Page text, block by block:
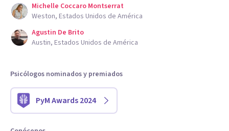
Michelle Coccaro Montserrat
Weston, Estados Unidos de América
Agustin De Brito
Austin, Estados Unidos de América
Psicólogos nominados y premiados
PyM Awards 2024